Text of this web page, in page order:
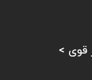
قوی >